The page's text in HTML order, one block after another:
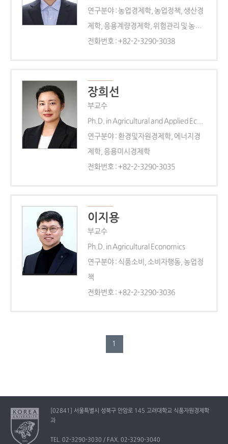
연구분야 : 농업경제학, 농업정책, 생산경
제학, 응용계량경제학, 위험관리 및 농업
보험, 기후변화와 식량 안보, 국제농업개
전화번호 : +82-2-3290-3038
장희선
부교수
Ph.D. in Agricultural and Applied Economics
연구분야 : 환경및자원경제학, 에너지경
제학, 응용미시경제학
전화번호 : +82-2-3290-3035
이지용
부교수
Ph.D. in Agricultural Economics
연구분야 : 식품소비, 소비자행동, 농업정
책
전화번호 : +82-2-3290-3036
1
[02841] 서울특별시 성북구 안암로 145 고려대학교 식품자원경제학
과
TEL. 02-3290-3030 / FAX. 02-3290-3040